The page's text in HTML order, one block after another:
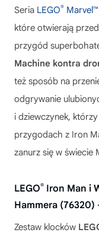
Seria LEGO® Marvel™
które otwierają
przygód
Machine kontra
też sposób na
odgrywanie
i dziewczynek,
przygodach z Iron
zanurz się w świecie
LEGO® Iron Man i
Hammera
Zestaw klocków